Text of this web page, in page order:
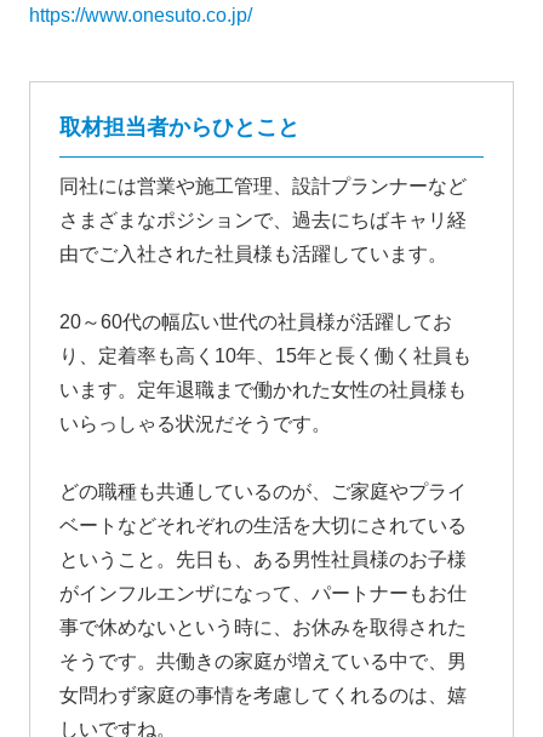
https://www.onesuto.co.jp/
取材担当者からひとこと
同社には営業や施工管理、設計プランナーなど
さまざまなポジションで、過去にちばキャリ経
由でご入社された社員様も活躍しています。
20～60代の幅広い世代の社員様が活躍してお
り、定着率も高く10年、15年と長く働く社員も
います。定年退職まで働かれた女性の社員様も
いらっしゃる状況だそうです。
どの職種も共通しているのが、ご家庭やプライ
ベートなどそれぞれの生活を大切にされている
ということ。先日も、ある男性社員様のお子様
がインフルエンザになって、パートナーもお仕
事で休めないという時に、お休みを取得された
そうです。共働きの家庭が増えている中で、男
女問わず家庭の事情を考慮してくれるのは、嬉
しいですね。